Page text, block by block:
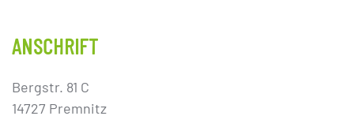
ANSCHRIFT
Bergstr. 81 C
14727 Premnitz